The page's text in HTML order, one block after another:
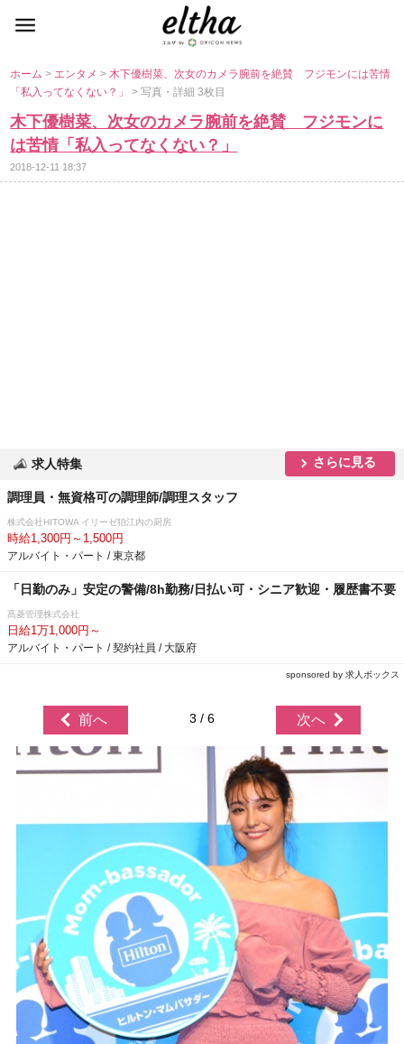
ホーム> エンタメ>木下優樹菜、次女のカメラ腕前を絶賛 フジモンには苦情
「私入ってなくない？」> 写真・詳細 3枚目
木下優樹菜、次女のカメラ腕前を絶賛 フジモンに
は苦情「私入ってなくない？」
2018-12-11 18:37
求人特集 さらに見る
調理員・無資格可の調理師/調理スタッフ
株式会社HITOWA イリーゼ狛江内の厨房
時給1,300円～1,500円
アルバイト・パート / 東京都
「日勤のみ」安定の警備/8h勤務/日払い可・シニア歓迎・履歴書不要
髙菱管理株式会社
日給1万1,000円～
アルバイト・パート / 契約社員 / 大阪府
sponsored by 求人ボックス
前へ 3 / 6 次へ